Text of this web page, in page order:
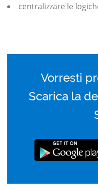
centralizzare le
Vorresti
Scarica la